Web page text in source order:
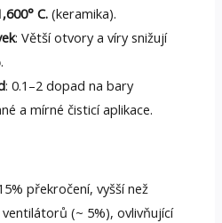
C. (keramika).
: Větší otvory a víry snižují
.
: 0.1–2 dopad na bary
a mírné čisticí aplikace.
překročení, vyšší než
(~ 5%), ovlivňující